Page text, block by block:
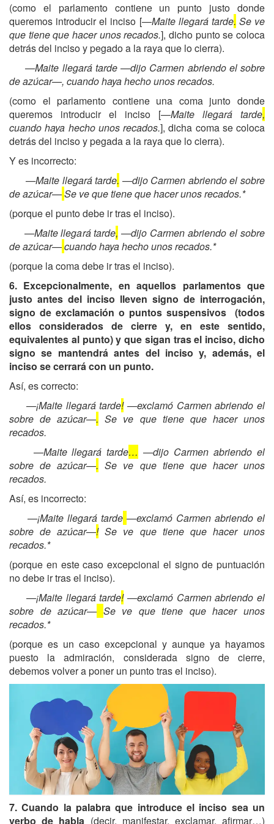
(como el parlamento contiene un punto justo donde
queremos introducir el inciso [—Maite llegará tarde. Se ve
que tiene que hacer unos recados.], dicho punto se coloca
detrás del inciso y pegado a la raya que lo cierra).
—Maite llegará tarde —dijo Carmen abriendo el sobre
de azúcar—, cuando haya hecho unos recados.
(como el parlamento contiene una coma junto donde
queremos introducir el inciso [—Maite llegará tarde,
cuando haya hecho unos recados.], dicha coma se coloca
detrás del inciso y pegada a la raya que lo cierra).
Y es incorrecto:
—Maite llegará tarde. —dijo Carmen abriendo el sobre
de azúcar—Se ve que tiene que hacer unos recados.*
(porque el punto debe ir tras el inciso).
—Maite llegará tarde, —dijo Carmen abriendo el sobre
de azúcar—cuando haya hecho unos recados.*
(porque la coma debe ir tras el inciso).
6. Excepcionalmente, en aquellos parlamentos que
justo antes del inciso lleven signo de interrogación,
signo de exclamación o puntos suspensivos (todos
ellos considerados de cierre y, en este sentido,
equivalentes al punto) y que sigan tras el inciso, dicho
signo se mantendrá antes del inciso y, además, el
inciso se cerrará con un punto.
Así, es correcto:
—¡Maite llegará tarde!—exclamó Carmen abriendo el
sobre de azúcar—. Se ve que tiene que hacer unos
recados.
—Maite llegará tarde… —dijo Carmen abriendo el
sobre de azúcar—. Se ve que tiene que hacer unos
recados.
Así, es incorrecto:
—¡Maite llegará tarde —exclamó Carmen abriendo el
sobre de azúcar—!Se ve que tiene que hacer unos
recados.*
(porque en este caso excepcional el signo de puntuación
no debe ir tras el inciso).
—¡Maite llegará tarde!—exclamó Carmen abriendo el
sobre de azúcar— Se ve que tiene que hacer unos
recados.*
(porque es un caso excepcional y aunque ya hayamos
puesto la admiración, considerada signo de cierre,
debemos volver a poner un punto tras el inciso).
7. Cuando la palabra que introduce el inciso sea un
verbo de habla (decir, manifestar, exclamar, afirmar…)